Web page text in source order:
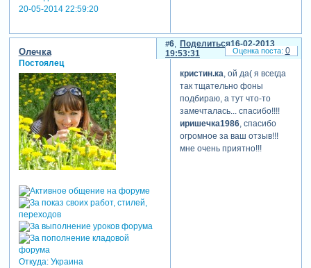
20-05-2014 22:59:20
Поделиться
6
16-02-2013
19:53:31
Олечка
Постоялец
Откуда:Украина
кристин.ка, ой да( я всегда
так тщательно фоны
подбираю, а тут что-то
замечталась... спасибо!!!!
иришечка1986, спасибо
огромное за ваш отзыв!!!
мне очень приятно!!!
0